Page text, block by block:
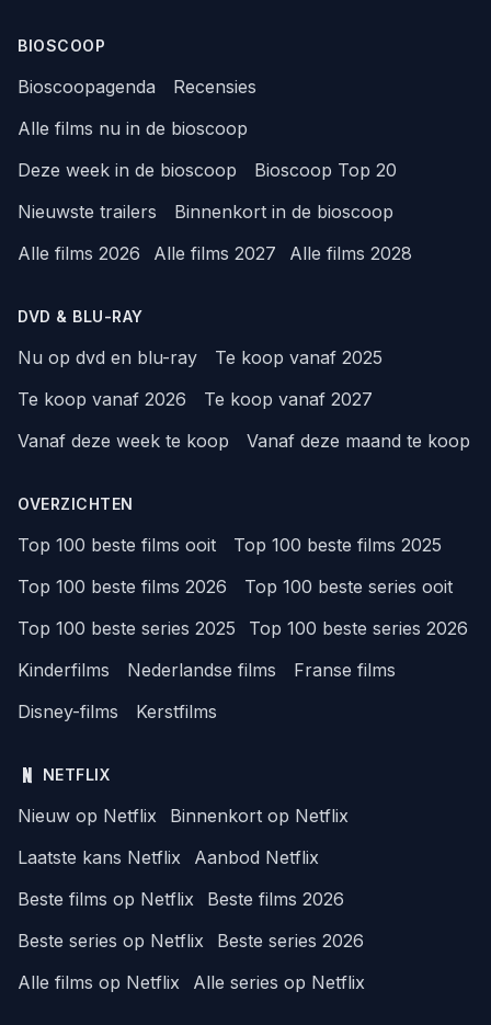
BIOSCOOP
Bioscoopagenda
Recensies
Alle films nu in de bioscoop
Deze week in de bioscoop
Bioscoop Top 20
Nieuwste trailers
Binnenkort in de bioscoop
Alle films 2026
Alle films 2027 Alle films 2028
DVD & BLU-RAY
Nu op dvd en blu-ray
Te koop vanaf 2025
Te koop vanaf 2026
Te koop vanaf 2027
Vanaf deze week te koop
Vanaf deze maand te koop
OVERZICHTEN
Top 100 beste films ooit
Top 100 beste films 2025
Top 100 beste films 2026
Top 100 beste series ooit
Top 100 beste series 2025
Top 100 beste series 2026
Kinderfilms
Nederlandse films
Franse films
Disney-films
Kerstfilms
NETFLIX
Nieuw op Netflix
Binnenkort op Netflix
Laatste kans Netflix
Aanbod Netflix
Beste films op Netflix
Beste films 2026
Beste series op Netflix
Beste series 2026
Alle films op Netflix
Alle series op Netflix